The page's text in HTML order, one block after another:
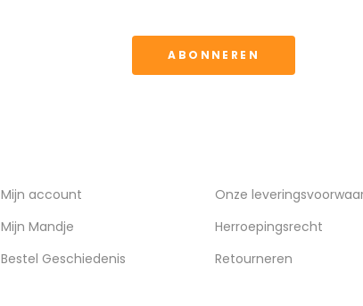
ABONNEREN
Mijn account
Mijn Mandje
Bestel Geschiedenis
Onze
Herroepingsrecht
Retourneren